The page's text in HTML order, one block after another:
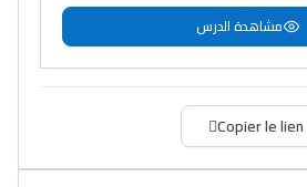
مشاهدة الدرس
Copier le lien